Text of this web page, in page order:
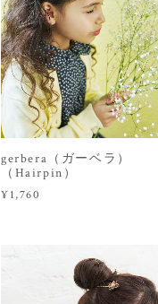
gerbera（ガーベラ）
（Hairpin）
¥1,760